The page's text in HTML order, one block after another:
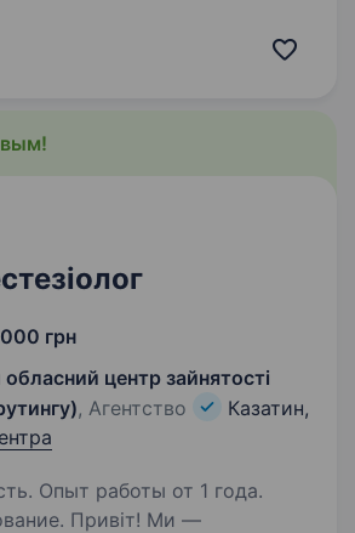
Торговельний/а
грн
обласний центр зайнятості
, Агентство
Казатин,
Опыт работы от 1 года.
Ми —